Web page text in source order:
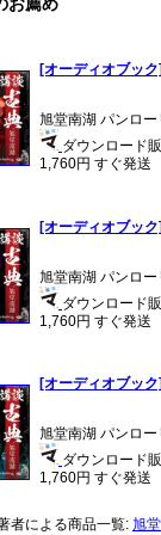
[オーディオブッ
旭堂南湖 パンロー
ダウンロード
1,760円 すぐ発送
[オーディオブッ
旭堂南湖 パンロー
ダウンロード
1,760円 すぐ発送
[オーディオブッ
旭堂南湖 パンロー
ダウンロード
1,760円 すぐ発送
者による商品一覧: 旭